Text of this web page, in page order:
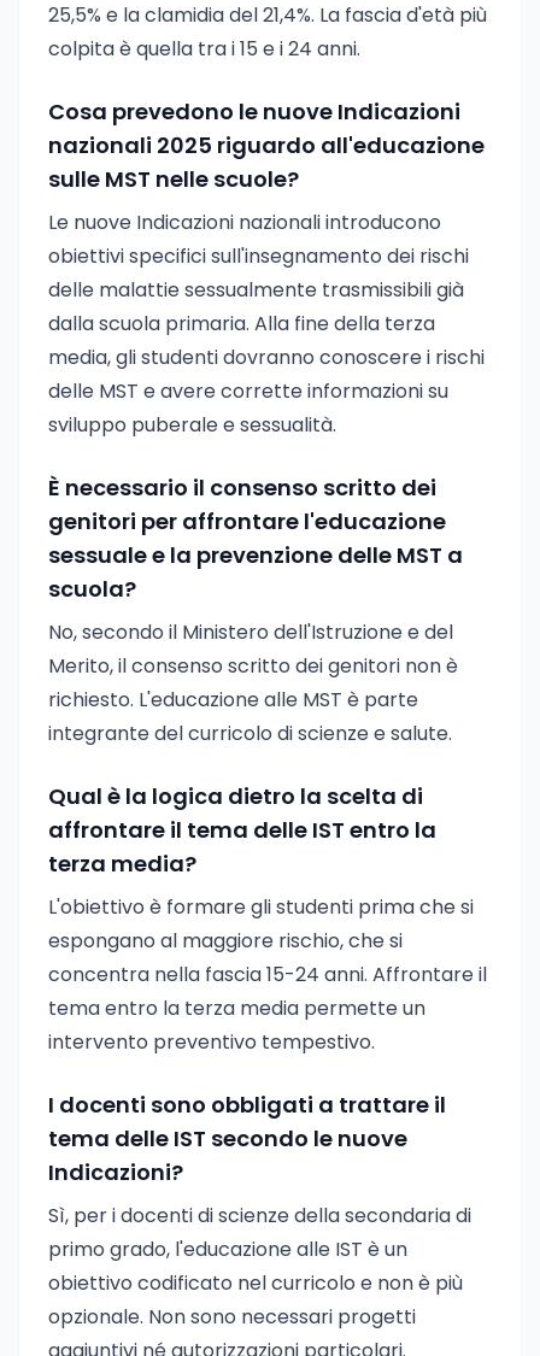
25,5% e la clamidia del 21,4%. La fascia d'età più
colpita è quella tra i 15 e i 24 anni.
Cosa prevedono le nuove Indicazioni
nazionali 2025 riguardo all'educazione
sulle MST nelle scuole?
Le nuove Indicazioni nazionali introducono
obiettivi specifici sull'insegnamento dei rischi
delle malattie sessualmente trasmissibili già
dalla scuola primaria. Alla fine della terza
media, gli studenti dovranno conoscere i rischi
delle MST e avere corrette informazioni su
sviluppo puberale e sessualità.
È necessario il consenso scritto dei
genitori per affrontare l'educazione
sessuale e la prevenzione delle MST a
scuola?
No, secondo il Ministero dell'Istruzione e del
Merito, il consenso scritto dei genitori non è
richiesto. L'educazione alle MST è parte
integrante del curricolo di scienze e salute.
Qual è la logica dietro la scelta di
affrontare il tema delle IST entro la
terza media?
L'obiettivo è formare gli studenti prima che si
espongano al maggiore rischio, che si
concentra nella fascia 15-24 anni. Affrontare il
tema entro la terza media permette un
intervento preventivo tempestivo.
I docenti sono obbligati a trattare il
tema delle IST secondo le nuove
Indicazioni?
Sì, per i docenti di scienze della secondaria di
primo grado, l'educazione alle IST è un
obiettivo codificato nel curricolo e non è più
opzionale. Non sono necessari progetti